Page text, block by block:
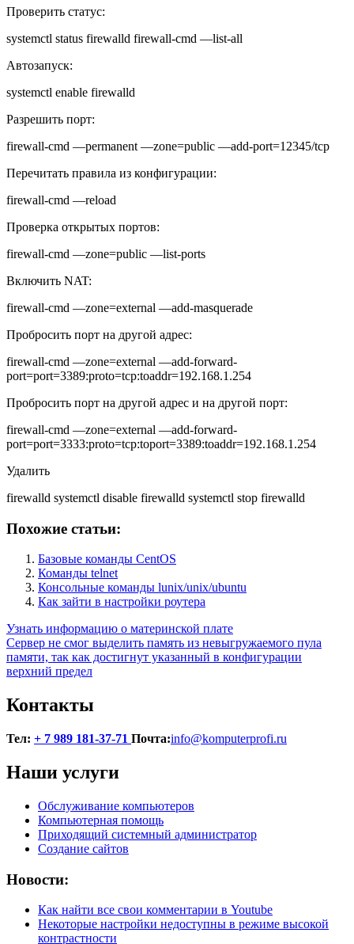
Проверить статус:
systemctl status firewalld firewall-cmd —list-all
Автозапуск:
systemctl enable firewalld
Разрешить порт:
firewall-cmd —permanent —zone=public —add-port=12345/tcp
Перечитать правила из конфигурации:
firewall-cmd —reload
Проверка открытых портов:
firewall-cmd —zone=public —list-ports
Включить NAT:
firewall-cmd —zone=external —add-masquerade
Пробросить порт на другой адрес:
firewall-cmd —zone=external —add-forward-
port=port=3389:proto=tcp:toaddr=192.168.1.254
Пробросить порт на другой адрес и на другой порт:
firewall-cmd —zone=external —add-forward-
port=port=3333:proto=tcp:toport=3389:toaddr=192.168.1.254
Удалить
firewalld systemctl disable firewalld systemctl stop firewalld
Похожие статьи:
Базовые команды CentOS
Команды telnet
Консольные команды lunix/unix/ubuntu
Как зайти в настройки роутера
Навигация
по
записям
Узнать информацию о материнской плате
Сервер не смог выделить память из невыгружаемого пула
памяти, так как достигнут указанный в конфигурации
верхний предел
Контакты
Тел: + 7 989 181-37-71 Почта:info@komputerprofi.ru
Наши услуги
Обслуживание компьютеров
Компьютерная помощь
Приходящий системный администратор
Создание сайтов
Новости:
Как найти все свои комментарии в Youtube
Некоторые настройки недоступны в режиме высокой
контрастности